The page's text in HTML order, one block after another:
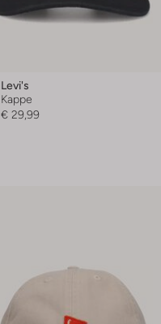
Levi's
Kappe
€ 29,99